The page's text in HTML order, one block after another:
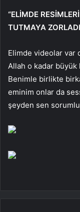
“ELİMDE
TUTMAYA
Elimde videolar var
Allah o kadar
Benimle birlikte
eminim onlar da
şeyden sen